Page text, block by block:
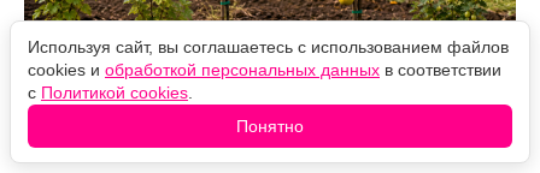
Используя сайт, вы соглашаетесь с использованием файлов
cookies и обработкой персональных данных в соответствии
с Политикой cookies
Понятно